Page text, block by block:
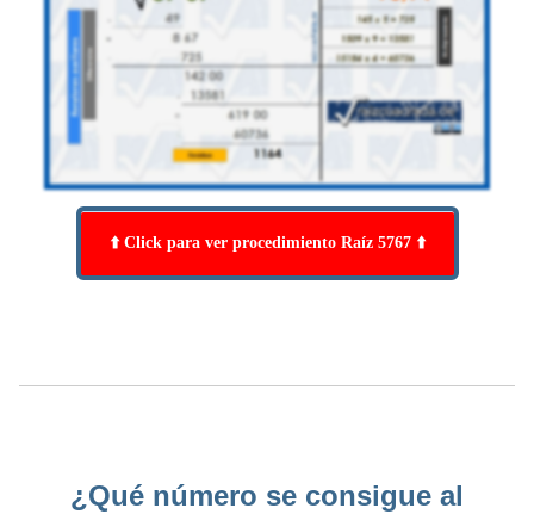
⬆️ Click para ver procedimiento Raíz 5767 ⬆️
¿Qué número se consigue al